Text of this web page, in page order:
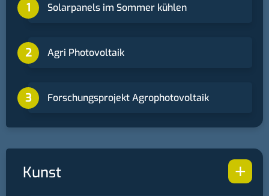
Solarpanels im Sommer kühlen
Agri Photovoltaik
Forschungsprojekt Agrophotovoltaik
+
Kunst